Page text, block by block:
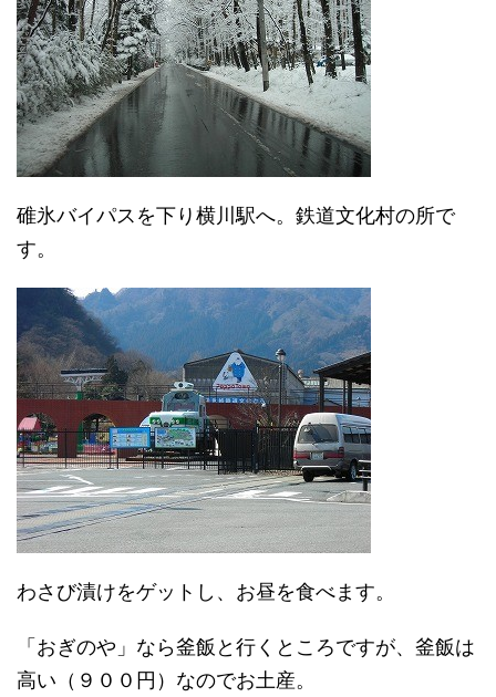
碓氷バイパスを下り横川駅へ。鉄道文化村の所で
す。
わさび漬けをゲットし、お昼を食べます。
「おぎのや」なら釜飯と行くところですが、釜飯は
高い（９００円）なのでお土産。